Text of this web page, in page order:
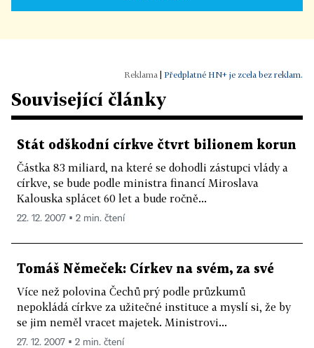
Předplatné HN+ je zcela bez reklam.
Související články
Stát odškodní církve čtvrt bilionem korun
Částka 83 miliard, na které se dohodli zástupci vlády a
církve, se bude podle ministra financí Miroslava
Kalouska splácet 60 let a bude ročně...
22. 12. 2007 ▪ 2 min. čtení
Tomáš Němeček: Církev na svém, za své
Více než polovina Čechů prý podle průzkumů
nepokládá církve za užitečné instituce a myslí si, že by
se jim neměl vracet majetek. Ministrovi...
27. 12. 2007 ▪ 2 min. čtení